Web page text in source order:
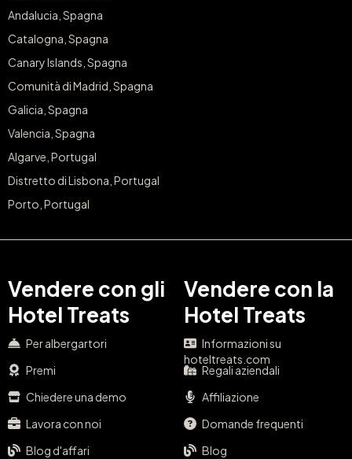
Andalucia, Spagna
Catalogna, Spagna
Canary Islands, Spagna
Comunità di Madrid, Spagna
Galicia, Spagna
Valencia, Spagna
Algarve, Portugal
Distretto di Lisbona, Portugal
Porto, Portugal
Vendere con gli
Hotel Treats
Per albergartori
Premi
Chiedere una demo
Lavora con noi
Blog d'affari
Vendere con la
Hotel Treats
Informazioni su
hoteltreats.com
Regali aziendali
Affiliazione
Domande frequenti
Blog